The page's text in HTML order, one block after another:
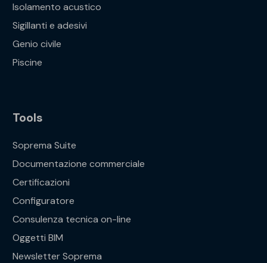
Isolamento acustico
Sigillanti e adesivi
Genio civile
Piscine
Tools
Soprema Suite
Documentazione commerciale
Certificazioni
Configuratore
Consulenza tecnica on-line
Oggetti BIM
Newsletter Soprema